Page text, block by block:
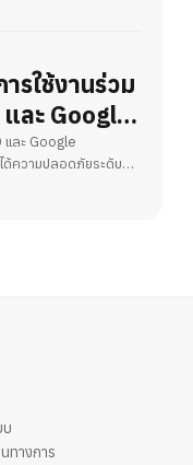
รใช้งานร่วม
ละ Google
ความ
ละ Google
ด้ความปลอดภัยระดับ
บ
ทางการ